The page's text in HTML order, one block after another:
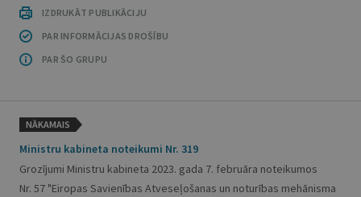
IZDRUKĀT PUBLIKĀCIJU
PAR INFORMĀCIJAS DROŠĪBU
PAR ŠO GRUPU
NĀKAMAIS
Ministru kabineta noteikumi Nr. 319
Grozījumi Ministru kabineta 2023. gada 7. februāra noteikumos
Nr. 57 "Eiropas Savienības Atveseļošanas un noturības mehānisma